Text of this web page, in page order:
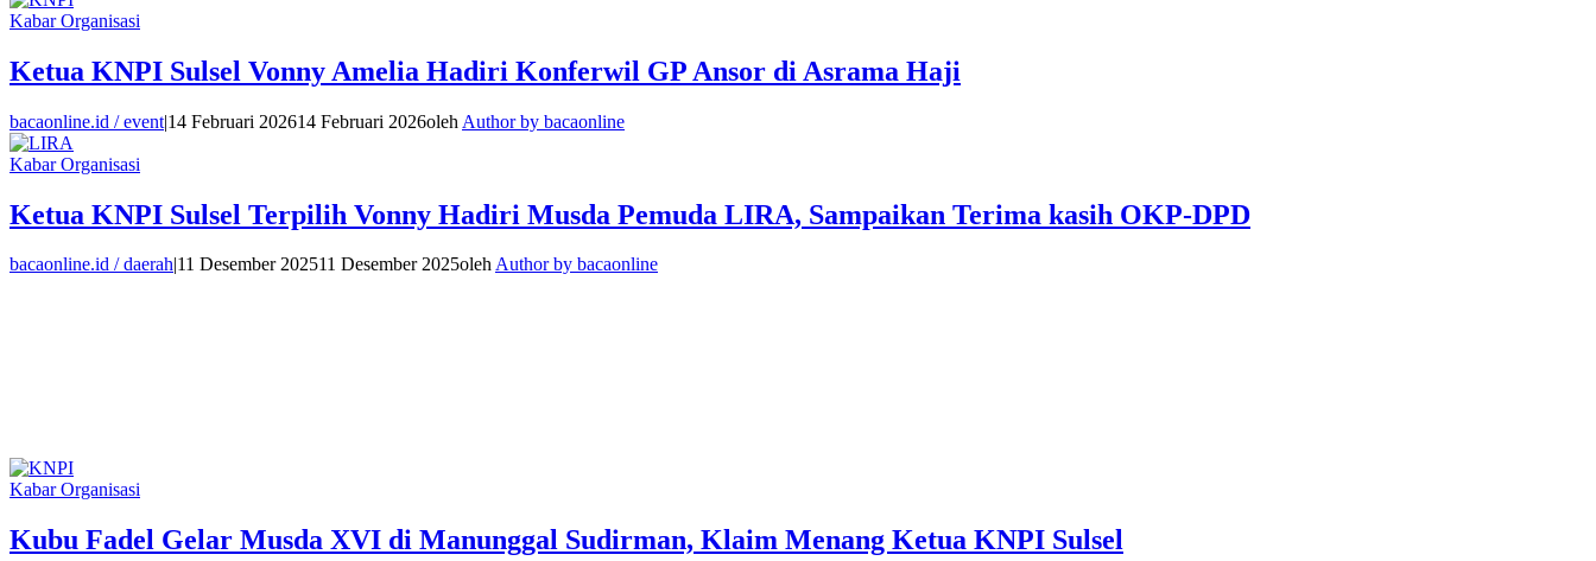
Kabar Organisasi
Ketua KNPI Sulsel Vonny Amelia Hadiri Konferwil GP Ansor di Asrama Haji
bacaonline.id / event|14 Februari 202614 Februari 2026oleh Author by bacaonline
Kabar Organisasi
Ketua KNPI Sulsel Terpilih Vonny Hadiri Musda Pemuda LIRA, Sampaikan Terima kasih OKP-DPD
bacaonline.id / daerah 11 Desember 202511 Desember 2025olehAuthor by bacaonline
Kabar Organisasi
Kubu Fadel Gelar Musda XVI di Manunggal Sudirman, Klaim Menang Ketua KNPI Sulsel